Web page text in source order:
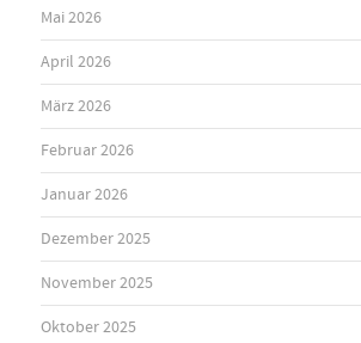
Mai 2026
April 2026
März 2026
Februar 2026
Januar 2026
Dezember 2025
November 2025
Oktober 2025